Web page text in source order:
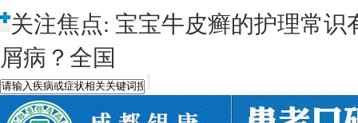
关注焦点: 宝宝牛皮癣的护理常识
屑病？全国